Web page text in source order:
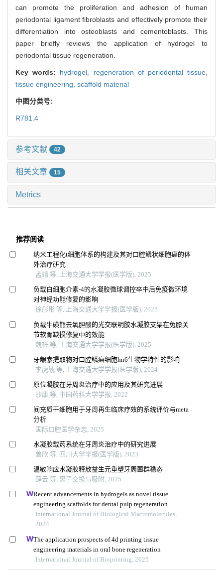
can promote the proliferation and adhesion of human
periodontal ligament fibroblasts and effectively promote their
differentiation into osteoblasts and cementoblasts. This
paper briefly reviews the application of hydrogel to
periodontal tissue regeneration.
Key words: hydrogel, regeneration of periodontal tissue,
tissue engineering, scaffold material
中图分类号:
R781.4
参考文献 42
相关文章 15
Metrics
推荐阅读
纳米工程化t细胞体系的构建及其对口腔鳞状细胞癌的体
外治疗研究
孟靖 等, 上海交通大学学报(医学版), 2025
负载白细胞介素-4的水凝胶微球调控卒中后免疫微环境
对神经功能修复的影响
徐彤彤 等, 上海交通大学学报(医学版), 2025
负载牛磺熊去氧胆酸的光交联明胶水凝胶支架在兔膝关
节软骨缺损修复中的效能
魏祥 等, 上海交通大学学报(医学版), 2025
牙龈素提取物对口腔鳞癌细胞hn6生物学特性的影响
李虎虓 等, 上海交通大学学报(医学版), 2024
原位凝胶在牙周炎治疗中的应用及其研究进展
沙康 等, 中国药科大学学报, 2022
间充质干细胞用于牙周再生临床疗效的系统评价与meta
分析
国际口腔医学杂志, 2025
水凝胶载药系统在牙周炎治疗中的研究进展
曾欣 等, 四川大学学报(医学版), 2023
温敏响应水凝胶释放益生元重塑牙周菌群稳态
薛云 等, 离子交换与吸附, 2025
Recent advancements in hydrogels as novel tissue
engineering scaffolds for dental pulp regeneration
International Journal of Biological Macromolecules,
2024
The application prospects of 4d printing tissue
engineering materials in oral bone regeneration
International Journal of Bioprinting, 2025